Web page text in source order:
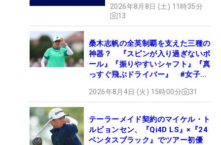
2026年8月8日 (土) 11時35分
13
桑木志帆の全英制覇を支えた三種の
神器？ 『スピンが入り過ぎないボ
ール』『振りやすいシャフト』『真
っすぐ飛ぶドライバー』 #女子プ
2026年8月4日 (火) 15時00分 31
テーラーメイド契約のマイケル・ト
ルビョンセン、『Qi4D LS』×『24
ベンタスブラック』でツアー初優